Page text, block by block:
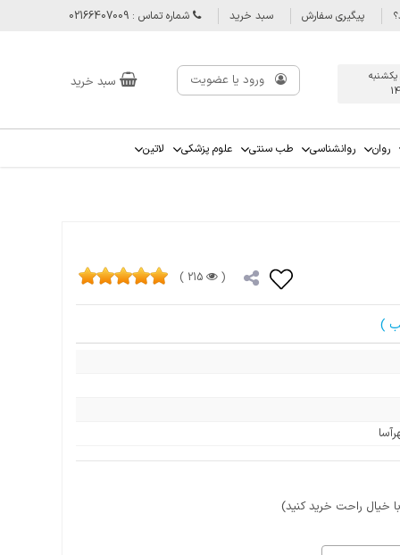
پیگیری سفارش سبد خرید شماره تماس : 02166407009
يكشنبه
ورود یا عضویت سبد خرید
روان روانشناسی طب سنتی علوم پزشکی لاتین
(
215 )
)
خیال راحت خرید کنید)